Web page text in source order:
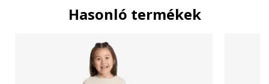
Hasonló termékek